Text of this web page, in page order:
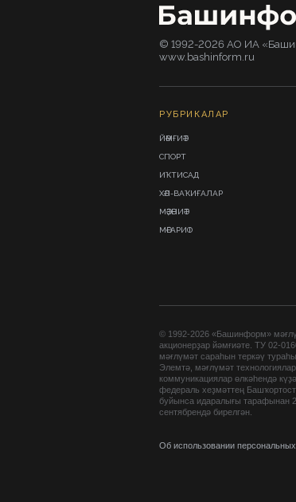
© 1992-2026 АО ИА
www.bashinform.ru
РУБРИКАЛАР
ЙӘМҒИӘТ
СПОРТ
ИҠТИСАД
ХӘЛ-ВАҠИҒАЛАР
МӘҘӘНИӘТ
МӘҒАРИФ
© 1992-2026 «Башинформ»
акционерҙар йәмғиәте. ТУ 02-
мәғлүмәт сараһын теркәү
Элемтә, мәғлүмәт
коммуникациялар өлкәһендә
федераль хеҙмәттең
буйынса идаралығы тарафынан
сентябрендә бирелгән.
Об использовании